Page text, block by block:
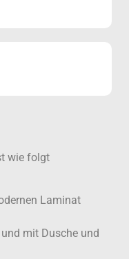
wie folgt
Laminat
mit Dusche und